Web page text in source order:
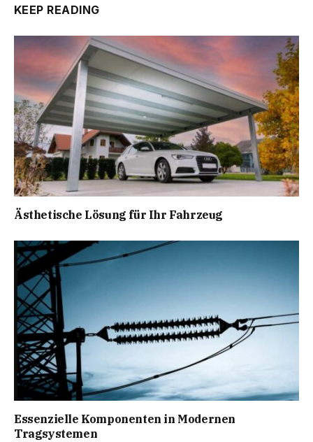
KEEP READING
Ästhetische Lösung für Ihr Fahrzeug
Essenzielle Komponenten in Modernen
Tragsystemen